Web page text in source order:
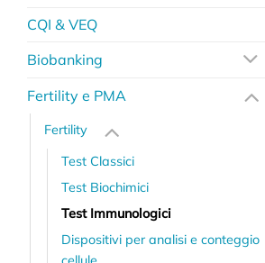
CQI & VEQ
Biobanking
Fertility e PMA
Fertility
Test Classici
Test Biochimici
Test Immunologici
Dispositivi per analisi e conteggio